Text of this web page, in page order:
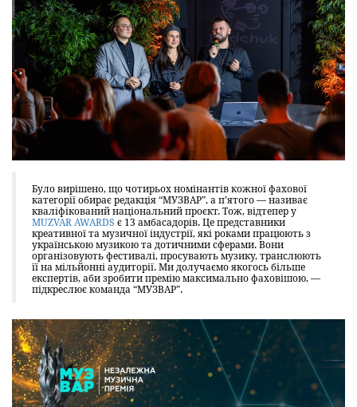
Було вирішено, що чотирьох номінантів кожної фахової
категорії обирає редакція “МУЗВАР”, а п’ятого — називає
кваліфікований національний проєкт. Тож, відтепер у
MUZVAR AWARDS є 13 амбасадорів. Це представники
креативної та музичної індустрії, які роками працюють з
українською музикою та дотичними сферами. Вони
організовують фестивалі, просувають музику, транслюють
її на мільйонні аудиторії. Ми долучаємо якогось більше
експертів, аби зробити премію максимально фаховішою, —
підкреслює команда “МУЗВАР”.